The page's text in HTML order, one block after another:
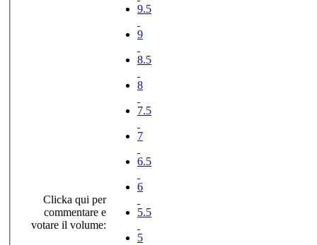
Clicka qui per
commentare e
votare il volume:
9.5
9
8.5
8
7.5
7
6.5
6
5.5
5